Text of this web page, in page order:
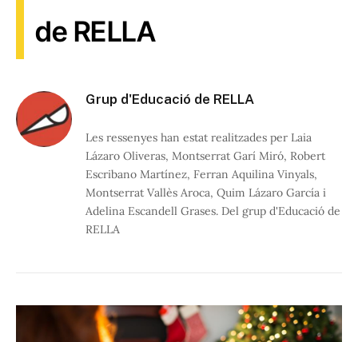
de RELLA
Grup d'Educació de RELLA
Les ressenyes han estat realitzades per Laia
Lázaro Oliveras, Montserrat Garí Miró, Robert
Escribano Martínez, Ferran Aquilina Vinyals,
Montserrat Vallès Aroca, Quim Lázaro García i
Adelina Escandell Grases. Del grup d'Educació de
RELLA